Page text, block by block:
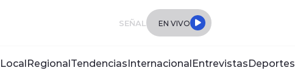
SEÑAL EN VIVO
LocalRegionalTendenciasInternacionalEntrevistasDeportes